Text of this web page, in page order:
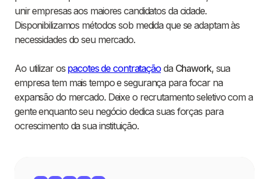
unir empresas aos maiores candidatos da cidade.
Disponibilizamos métodos sob medida que se adaptam às
necessidades do seu mercado.
Ao utilizar os pacotes de contrataçãoda Chawork, sua
empresa tem mais tempo e segurança para focar na
expansão do mercado. Deixe o recrutamento seletivo com a
gente enquanto seu negócio dedica suas forças para
ocrescimento da sua instituição.